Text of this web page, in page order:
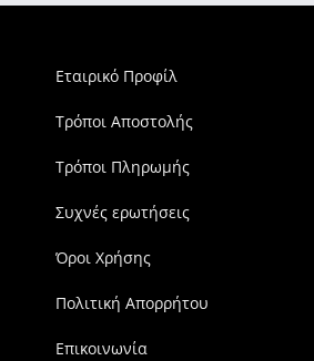
Εταιρικό Προφίλ
Τρόποι Αποστολής
Τρόποι Πληρωμής
Συχνές ερωτήσεις
Όροι Χρήσης
Πολιτική Απορρήτου
Επικοινωνία